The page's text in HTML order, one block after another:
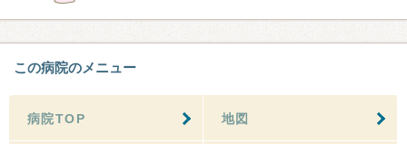
この病院のメニュー
病院TOP 地図